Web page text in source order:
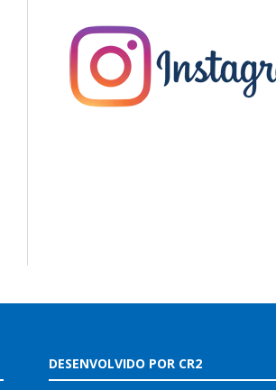
DESENVOLVIDO POR CR2